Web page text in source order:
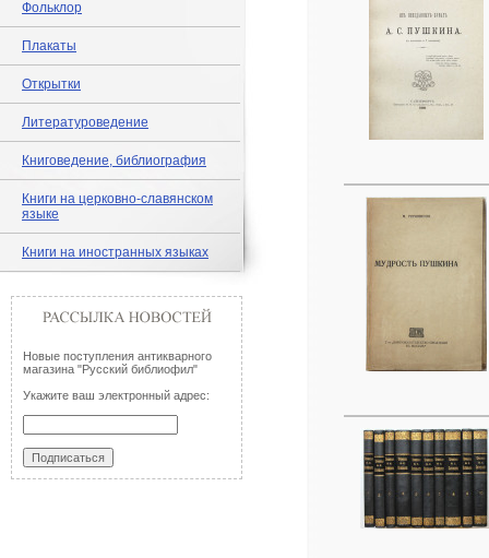
Фольклор
Плакаты
Открытки
Литературоведение
Книговедение, библиография
Книги на церковно-славянском
языке
Книги на иностранных языках
Новые поступления антикварного
магазина "Русский библиофил"
Укажите ваш электронный адрес: